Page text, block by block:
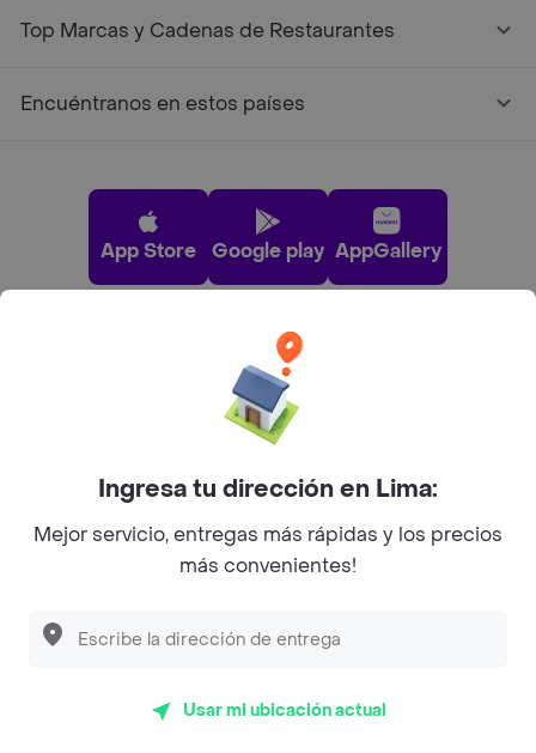
Descubre las PROMOCIONES que tenemos
Top Marcas y Cadenas de Restaurantes
Encuéntranos en estos países
App Store Google play AppGallery
Pide tu comida favorita cerca de ti
2026 Rappi Inc. All rights reserved.
Ingresa tu dirección en Lima:
Mejor servicio, entregas más rápidas y los precios
más convenientes!
Usar mi ubicación actual